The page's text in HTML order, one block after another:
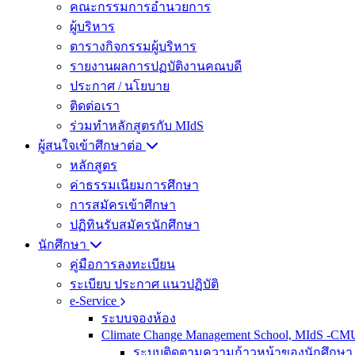
คณะกรรมการอำนวยการ
ผู้บริหาร
ตารางกิจกรรมผู้บริหาร
รายงานผลการปฏบัติงานคณบดี
ประกาศ / นโยบาย
ติดต่อเรา
ร่วมทำหลักสูตรกับ MIdS
ผู้สนใจเข้าศึกษาต่อ
หลักสูตร
ค่าธรรมเนียมการศึกษา
การสมัครเข้าศึกษา
ปฏิทินรับสมัครนักศึกษา
นักศึกษา
คู่มือการลงทะเบียน
ระเบียบ ประกาศ แนวปฏิบัติ
e-Service
ระบบจองห้อง
Climate Change Management School, MIdS -
ระบบติดตามความก้าวหน้าของนักศึกษา